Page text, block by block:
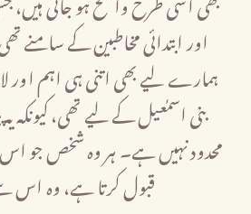
اور ابتدائی مخاطبین کے
ہمارے لیے بھی اتنی ہی اہم اور
بنی اسمٰعیل کے لیے تھی، کیونکہ
محدود نہیں ہے۔ ہر وہ شخص جو
قبول کرتا ہے، وہ اس